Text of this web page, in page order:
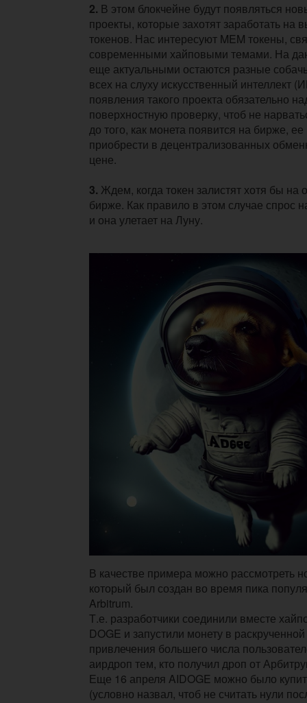
2. В этом блокчейне будут появляться
проекты, которые захотят заработать на
токенов. Нас интересуют MEM токены,
современными хайповыми темами. На
еще актуальными остаются разные
всех на слуху искусственный интеллект
появления такого проекта обязательно
поверхностную проверку, чтоб не
до того, как монета появится на бирже,
приобрести в децентрализованных
цене.
3. Ждем, когда токен залистят хотя бы на
бирже. Как правило в этом случае спрос
и она улетает на Луну.
В качестве примера можно рассмотреть
который был создан во время пика
Arbitrum.
Т.е. разработчики соединили вместе
DOGE и запустили монету в
привлечения большего числа
аирдроп тем, кто получил дроп от
Еще 16 апреля AIDOGE можно было
(условно назвал, чтоб не считать нули